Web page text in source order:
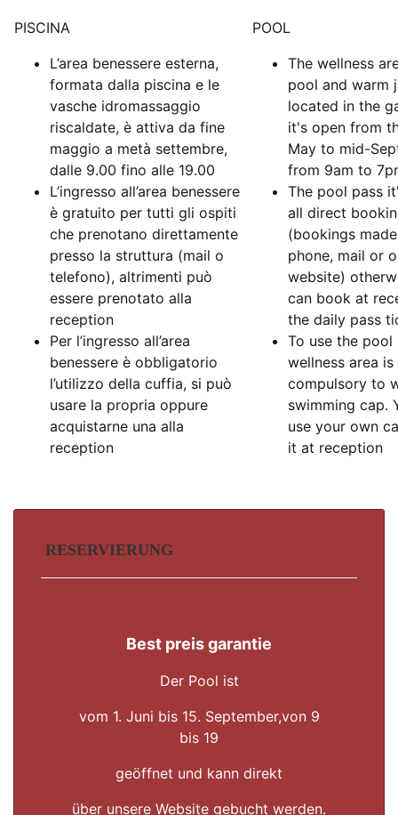
PISCINA
L’area benessere esterna,
formata dalla piscina e le
vasche idromassaggio
riscaldate, è attiva da fine
maggio a metà settembre,
dalle 9.00 fino alle 19.00
L’ingresso all’area benessere
è gratuito per tutti gli ospiti
che prenotano direttamente
presso la struttura (mail o
telefono), altrimenti può
essere prenotato alla
reception
Per l’ingresso all’area
benessere è obbligatorio
l’utilizzo della cuffia, si può
usare la propria oppure
acquistarne una alla
reception
POOL
The wellness
pool and warm
located in the
it's open from
May to mid-
from 9am to
The pool pass
all direct
(bookings
phone, mail or
website)
can book at
the daily pass
To use the pool
wellness area is
compulsory to
swimming cap.
use your own
it at reception
RESERVIERUNG
Best preis garantie
Der Pool ist
vom 1. Juni bis 15. September,von 9
bis 19
geöffnet und kann direkt
über unsere Website gebucht werden.